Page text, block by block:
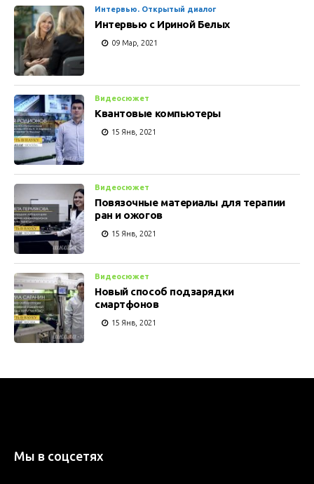
Интервью. Открытый диалог
Интервью с Ириной Белых
09 Мар, 2021
Видеосюжет
Квантовые компьютеры
15 Янв, 2021
Видеосюжет
Повязочные материалы для терапии
ран и ожогов
15 Янв, 2021
Видеосюжет
Новый способ подзарядки
смартфонов
15 Янв, 2021
Мы в соцсетях